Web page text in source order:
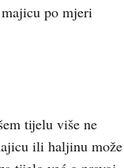
po mjeri
tijelu više ne
ili haljinu može